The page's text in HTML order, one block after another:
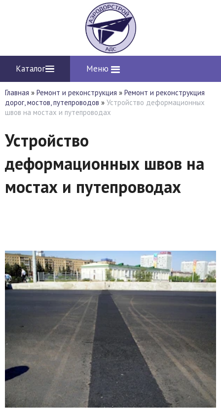
Каталог Меню
Главная » Ремонт и реконструкция » Ремонт и реконструкция
дорог, мостов, путепроводов » Устройство деформационных
швов на мостах и путепроводах
Устройство
деформационных швов на
мостах и путепроводах